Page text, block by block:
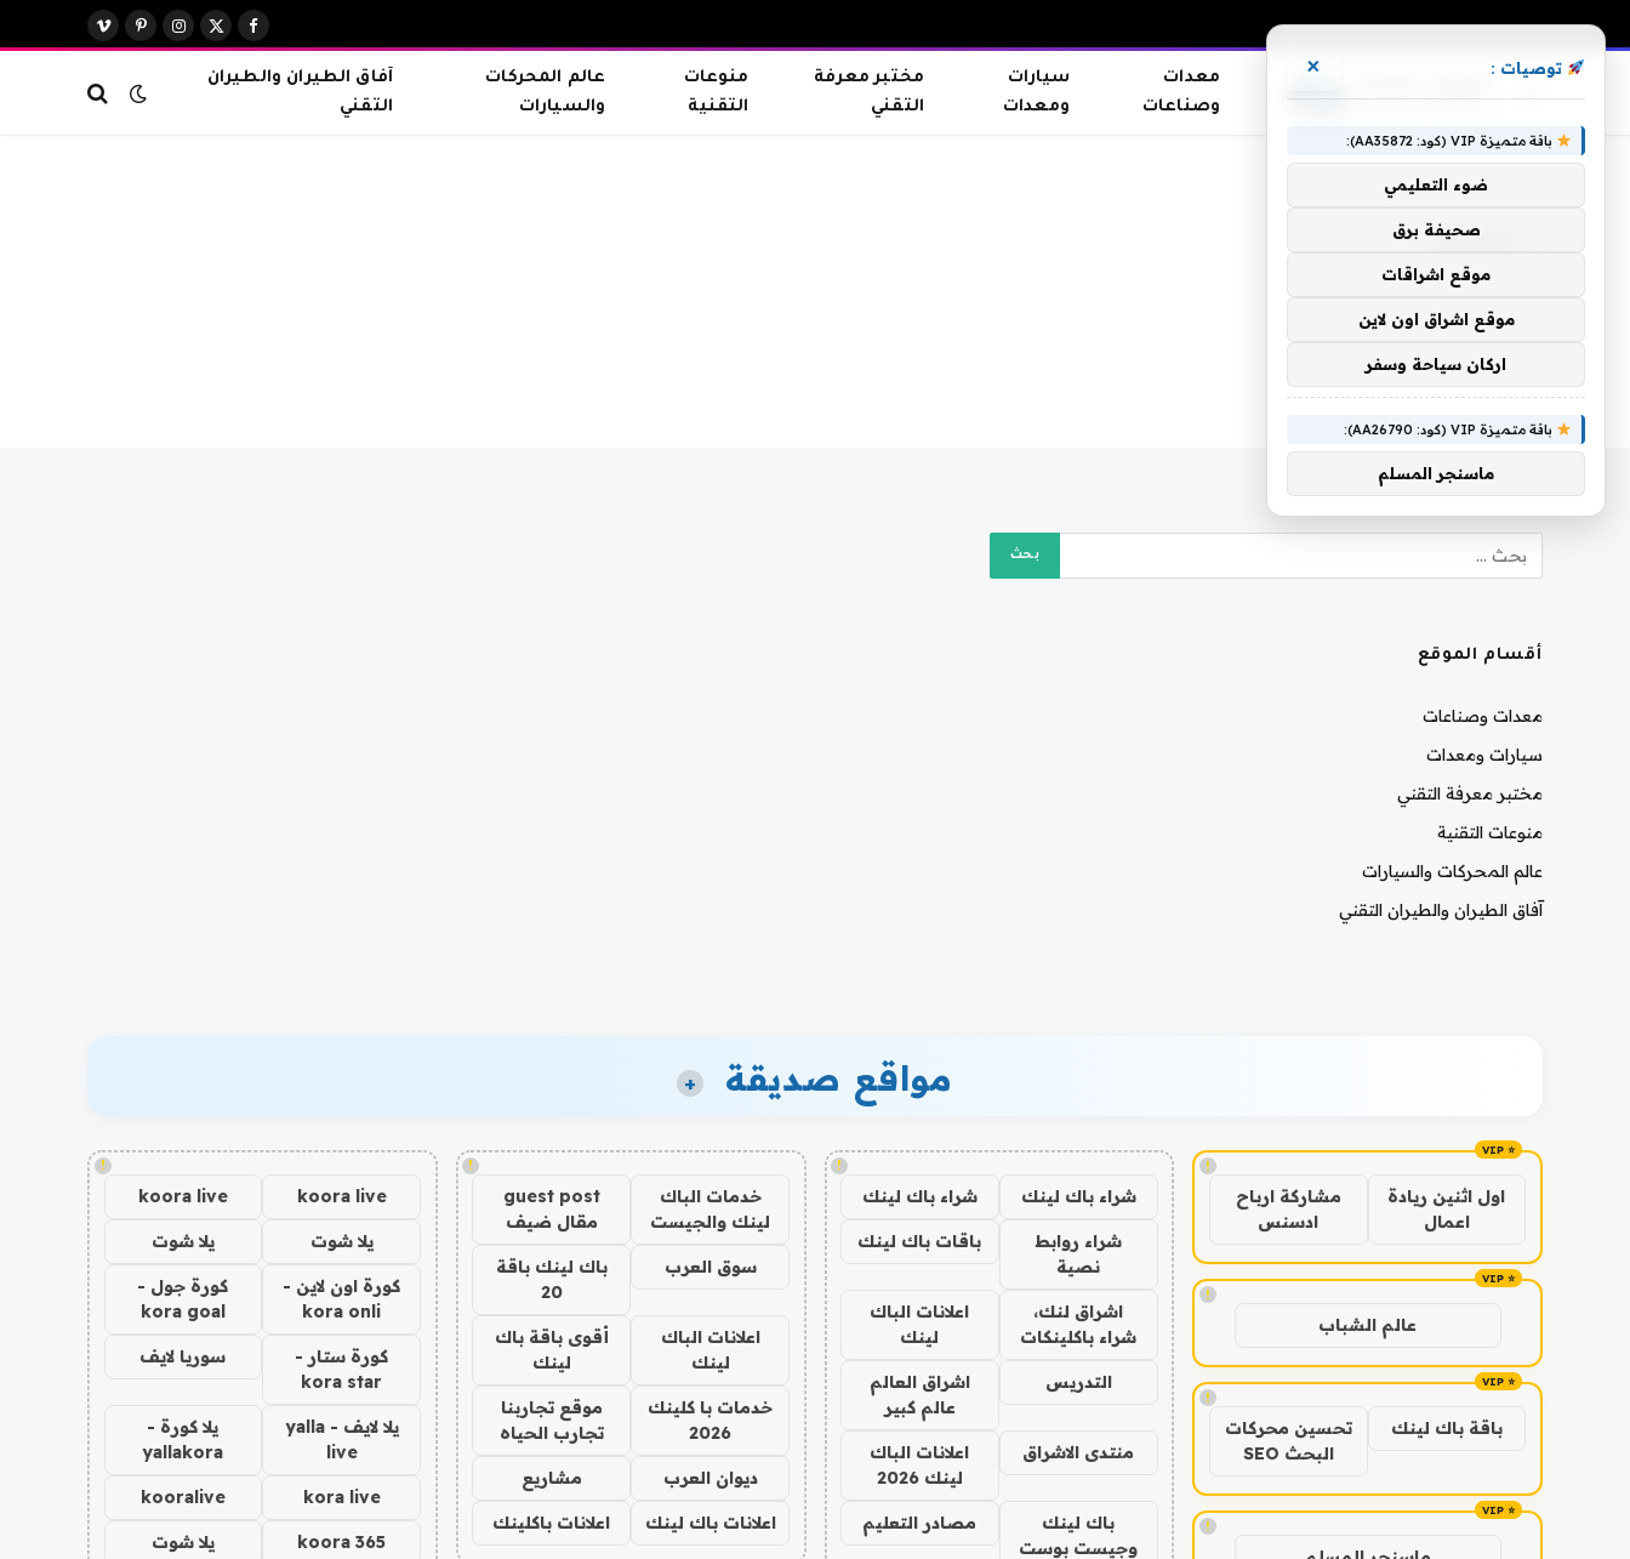
فيسبوك
X
الانستغرامبينتيريست
فيميو
معدات
وصناعات
سيارات
ومعدات
مختبر معرفة
التقني
منوعات
التقنية
عالم المحركات
والسيارات
آفاق الطيران والطيران
التقني
العزعزي
أقسام الموقع
معدات وصناعات
سيارات ومعدات
مختبر معرفة التقني
منوعات التقنية
عالم المحركات والسيارات
آفاق الطيران والطيران التقني
مواقع صديقة +
!
اول اثنين ريادة
اعمال
مشاركة ارباح
ادسنس
!
عالم الشباب
!
باقة باك لينك
تحسين محركات
البحث SEO
!
!
شراء باك لينك شراء باك لينك
شراء روابط
نصية
باقات باك لينك
اشراق لنك،
شراء باكلينكات
اعلانات الباك
لينك
التدريس
اشراق العالم
عالم كبير
منتدى الاشراق
اعلانات الباك
لينك 2026
باك لينك
وجيست بوست
مصادر التعليم
!
خدمات الباك
لينك والجيست
guest post
مقال ضيف
سوق العرب
باك لينك باقة
20
اعلانات الباك
لينك
أقوى باقة باك
لينك
خدمات با كلينك
2026
موقع تجاربنا
تجارب الحياه
ديوان العرب مشاريع
اعلانات باك لينك اعلانات باكلينك
!
koora live
koora live
يلا شوت يلا شوت
كورة اون لاين -
kora onli
كورة جول -
kora goal
كورة ستار -
kora star
سوريا لايف
يلا لايف - yalla
live
يلا كورة -
yallakora
kora live
kooralive
koora 365 يلا شوت
توصيات : ×
باقة متميزة VIP (كود: AA35872):
ضوء التعليمي
صحيفة برق
موقع اشراقات
موقع اشراق اون لاين
اركان سياحة وسفر
باقة متميزة VIP (كود: AA26790):
ماسنجر المسلم